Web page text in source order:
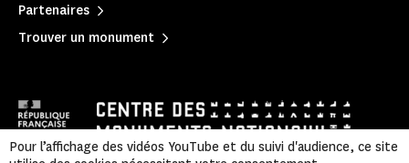
Partenaires
Trouver un monument
Pour l’affichage des vidéos YouTube et du suivi d'audience, ce site